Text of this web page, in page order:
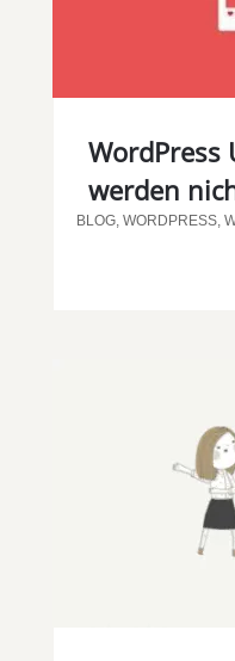
WordPress
werden
BLOG, WORDPRESS,